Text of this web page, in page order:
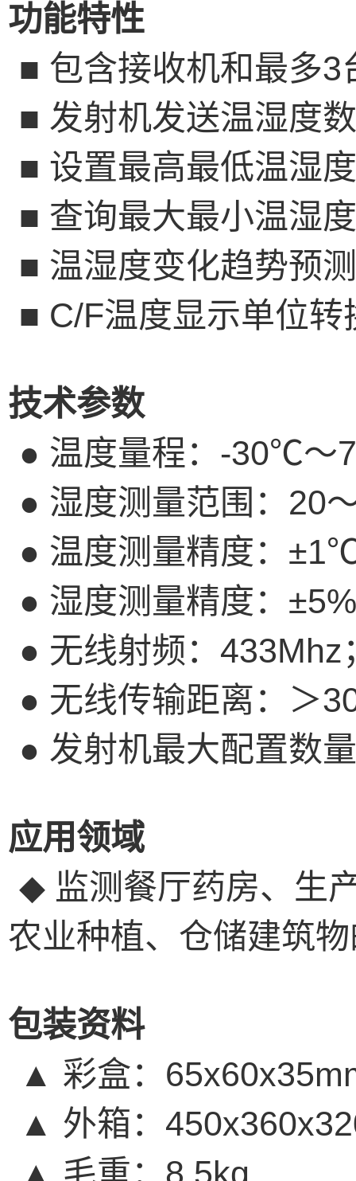
功能特性
■ 包含接收机和最多3
■ 发射机发送温湿度
■ 设置最高最低温湿
■ 查询最大最小温湿
■ 温湿度变化趋势预
■ C/F温度显示单位转
技术参数
● 温度量程： -30℃～
● 湿度测量范围： 20
● 温度测量精度：±1
● 湿度测量精度：±
● 无线射频： 433Mhz
● 无线传输距离：＞
● 发射机最大配置数
应用领域
◆ 监测餐厅药房、生
农业种植、仓储建筑
包装资料
▲ 彩盒：
▲ 外箱：
▲ 毛重： 8.5kg